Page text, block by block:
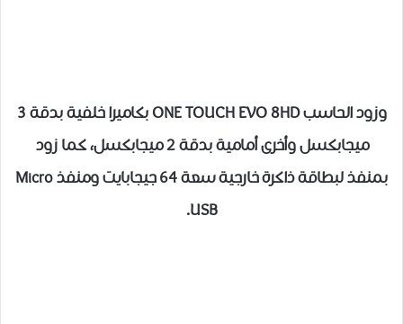
وزود الحاسب ONE TOUCH EVO 8HD بكاميرا خلفية بدقة 3
ميجابكسل وأخرى أمامية بدقة 2 ميجابكسل، كما زود
بمنفذ لبطاقة ذاكرة خارجية سعة 64 جيجابايت ومنفذ Micro
USB.